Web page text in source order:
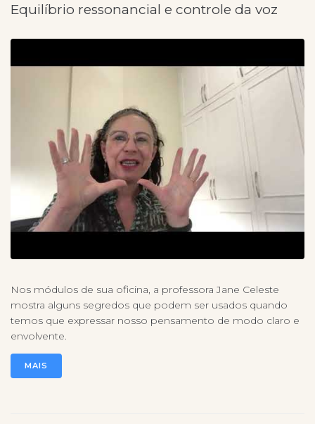
Equilíbrio ressonancial e controle da voz
Nos módulos de sua oficina, a professora Jane Celeste
mostra alguns segredos que podem ser usados quando
temos que expressar nosso pensamento de modo claro e
envolvente.
MAIS